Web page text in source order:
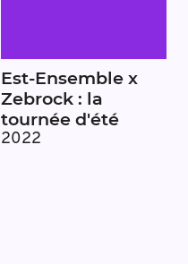
Est-Ensemble x
Zebrock : la
tournée d'été
2022